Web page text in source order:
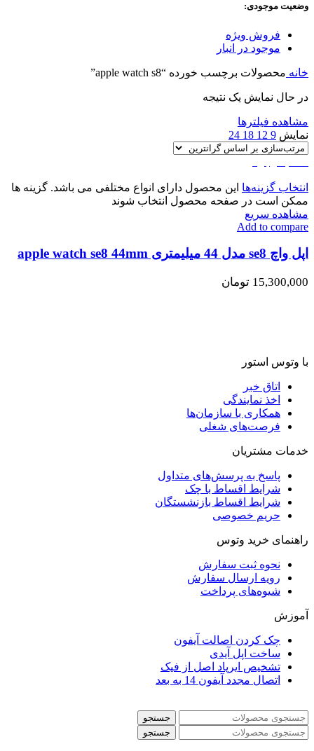
وضعیت موجودی:
فروش ویژه
موجود در انبار
خانه محصولات برچسب خورده “apple watch s8”
در حال نمایش یک نتیجه
مشاهده فیلترها
نمایش 9
12
18
24
انتخاب گزینه‌ها این محصول دارای انواع مختلفی می باشد. گزینه ها
ممکن است در صفحه محصول انتخاب شوند
مشاهده سریع
Add to compare
اپل واچ se8 مدل 44 میلیمتری apple watch se8 44mm
15,300,000 تومان
با وتوس استور
اتاق خبر
اخذ نمایندگی
همکاری با سازمان‌ها
فرصت‌های شغلی
خدمات مشتریان
پاسخ به پرسش‌های متداول
شرایط اقساط با چک
شرایط اقساط بازنشستگان
حریم خصوصی
راهنمای خرید وتوس
نحوه ثبت سفارش
رویه ارسال سفارش
شیوه‌های پرداخت
آموزش
چک کردن اصالت آیفون
ساخت اپل آیدی
تشخیص ایرپاد اصل از فیک
اتصال مجدد آیفون 14 به بعد
جستجو
جستجو